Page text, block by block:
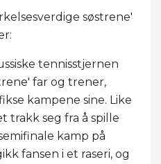
søstrene'
tennisstjernen
far og trener,
kampene sine. Like
trakk seg fra å spille
kamp på
fansen i et raseri, og